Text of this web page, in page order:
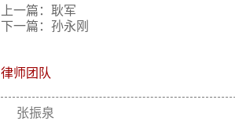
上一篇：耿军
下一篇：孙永刚
律师团队
张振泉